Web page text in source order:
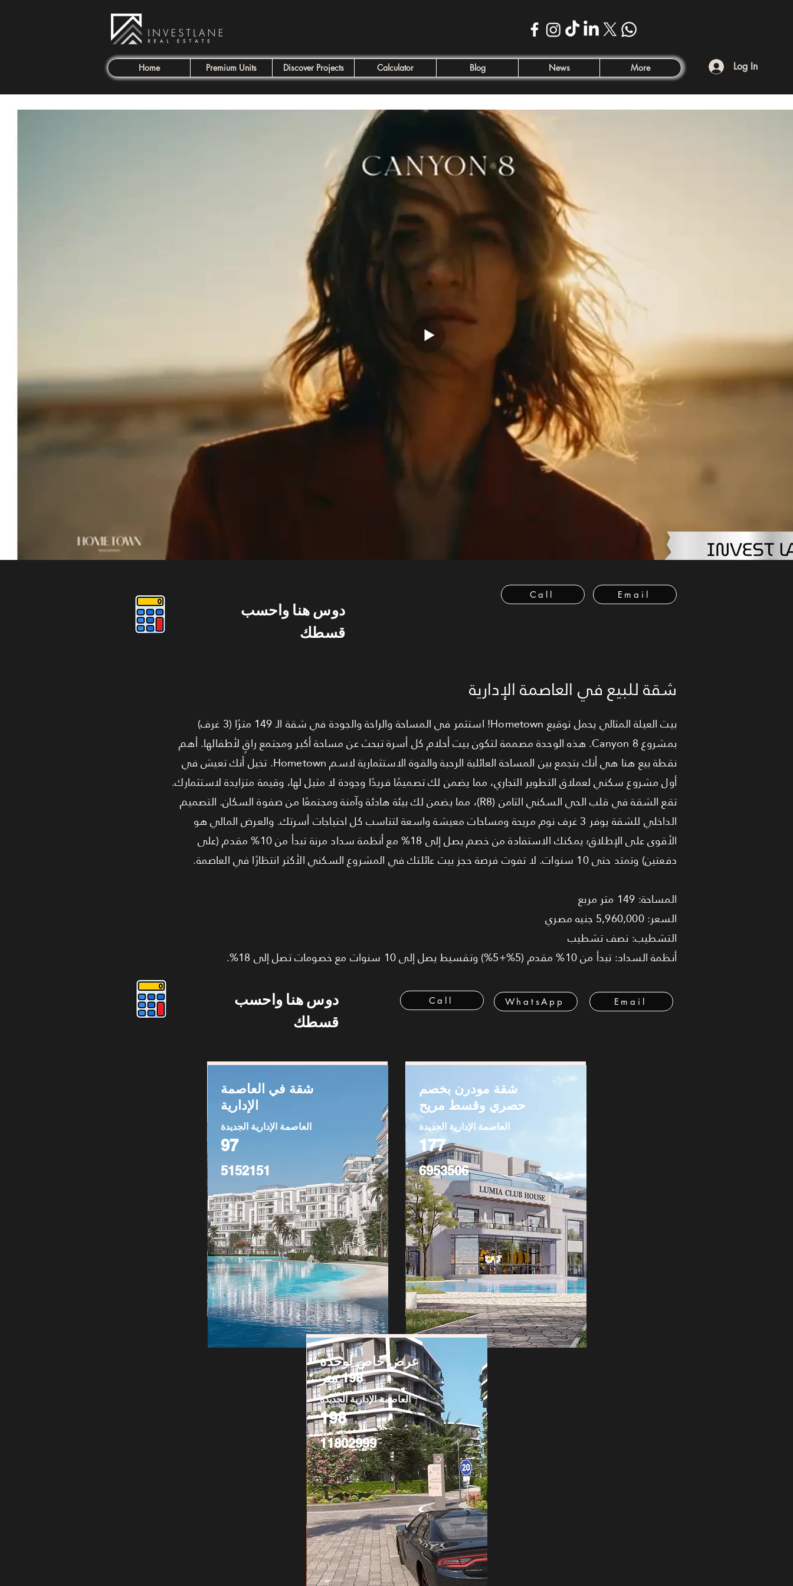
Home Premium Units Discover Projects Calculator Blog News More Log In
دوس هنا واحسب
قسطك
Call Email
شقة للبيع في العاصمة الإدارية
بيت العيلة المثالي يحمل توقيع Hometown! استثمر في المساحة والراحة والجودة في شقة الـ 149 مترًا (3 غرف)
بمشروع Canyon 8. هذه الوحدة مصممة لتكون بيت أحلام كل أسرة تبحث عن مساحة أكبر ومجتمع راقٍ لأطفالها. أهم
نقطة بيع هنا هي أنك بتجمع بين المساحة العائلية الرحبة والقوة الاستثمارية لاسم Hometown. تخيل أنك تعيش في
أول مشروع سكني لعملاق التطوير التجاري، مما يضمن لك تصميمًا فريدًا وجودة لا مثيل لها، وقيمة متزايدة لاستثمارك.
تقع الشقة في قلب الحي السكني الثامن (R8)، مما يضمن لك بيئة هادئة وآمنة ومجتمعًا من صفوة السكان. التصميم
الداخلي للشقة يوفر 3 غرف نوم مريحة ومساحات معيشة واسعة لتناسب كل احتياجات أسرتك. والعرض المالي هو
الأقوى على الإطلاق؛ يمكنك الاستفادة من خصم يصل إلى 18% مع أنظمة سداد مرنة تبدأ من 10% مقدم (على
دفعتين) وتمتد حتى 10 سنوات. لا تفوت فرصة حجز بيت عائلتك في المشروع السكني الأكثر انتظارًا في العاصمة.
المساحة: 149 متر مربع
السعر: 5,960,000 جنيه مصري
التشطيب: نصف تشطيب
أنظمة السداد: تبدأ من 10% مقدم (5%+5%) وتقسيط يصل إلى 10 سنوات مع خصومات تصل إلى 18%.
دوس هنا واحسب
قسطك
Call WhatsApp Email
شقة في العاصمة
الإدارية
العاصمة الإدارية الجديدة
97
5152151
شقة مودرن بخصم
حصري وقسط مريح
العاصمة الإدارية الجديدة
177
6953506
عرض خاص لوحدة
198 متر
العاصمة الإدارية الجديدة
198
11802999